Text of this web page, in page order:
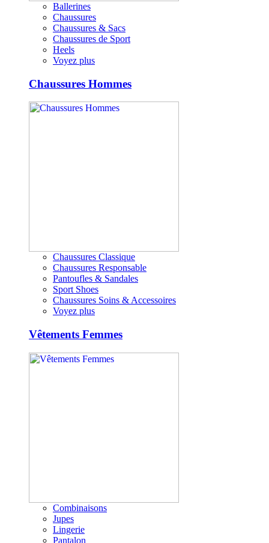
Ballerines
Chaussures
Chaussures & Sacs
Chaussures de Sport
Heels
Voyez plus
Chaussures Hommes
Chaussures Classique
Chaussures Responsable
Pantoufles & Sandales
Sport Shoes
Chaussures Soins & Accessoires
Voyez plus
Vêtements Femmes
Combinaisons
Jupes
Lingerie
Pantalon